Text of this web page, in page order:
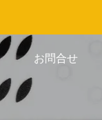
お問合せ